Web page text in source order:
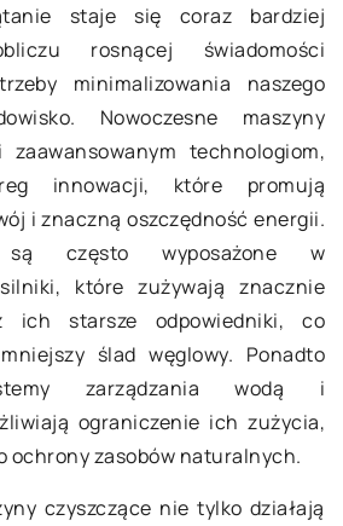
staje się coraz bardziej
rosnącej świadomości
minimalizowania naszego
Nowoczesne maszyny
zaawansowanym technologiom,
innowacji, które promują
i znaczną oszczędność energii.
często wyposażone w
które zużywają znacznie
ich starsze odpowiedniki, co
ślad węglowy. Ponadto
zarządzania wodą i
ograniczenie ich zużycia,
ochrony zasobów naturalnych.
czyszczące nie tylko działają